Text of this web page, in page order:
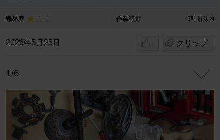
難易度 作業時間 6時間以内
2026年5月25日 クリップ
1/6